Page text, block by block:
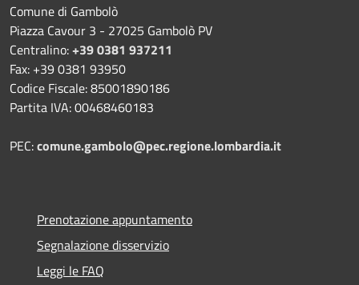
Comune di Gambolò
Piazza Cavour 3 - 27025 Gambolò PV
Centralino:+39 0381 937211
Fax: +39 0381 93950
Codice Fiscale: 85001890186
Partita IVA: 00468460183
PEC:comune.gambolo@pec.regione.lombardia.it
Prenotazione appuntamento
Segnalazione disservizio
Leggi le FAQ